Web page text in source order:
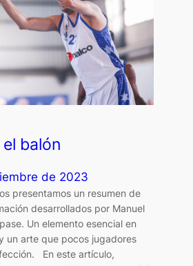
balón
de 2023
presentamos un resumen de
desarrollados por Manuel
Un elemento esencial en
un arte que pocos jugadores
En este artículo,